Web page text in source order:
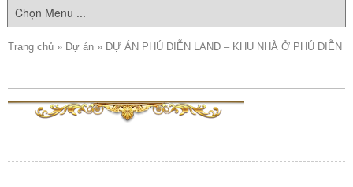
Trang chủ » Dự án » DỰ ÁN PHÚ DIỄN LAND – KHU NHÀ Ở PHÚ DIỄN